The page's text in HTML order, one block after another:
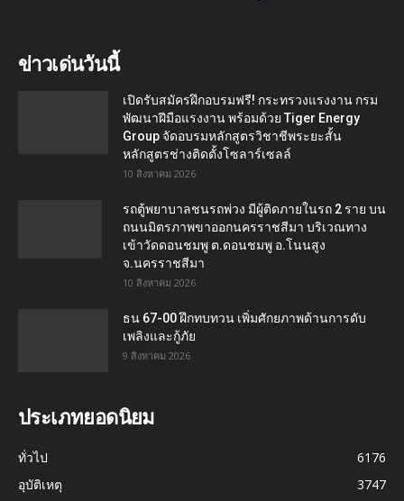
ข่าวเด่นวันนี้
เปิดรับสมัครฝึกอบรมฟรี! กระทรวงแรงงาน กรม
พัฒนาฝีมือแรงงาน พร้อมด้วย Tiger Energy
Group จัดอบรมหลักสูตรวิชาชีพระยะสั้น
หลักสูตรช่างติดตั้งโซลาร์เซลล์
10 สิงหาคม 2026
รถตู้พยาบาลชนรถพ่วง มีผู้ติดภายในรถ 2 ราย บน
ถนนมิตรภาพขาออกนครราชสีมา บริเวณทาง
เข้าวัดดอนชมพู ต.ดอนชมพู อ.โนนสูง
จ.นครราชสีมา
10 สิงหาคม 2026
ธน 67-00 ฝึกทบทวน เพิ่มศักยภาพด้านการดับ
เพลิงและกู้ภัย
9 สิงหาคม 2026
ประเภทยอดนิยม
ทั่วไป
6176
อุบัติเหตุ
3747